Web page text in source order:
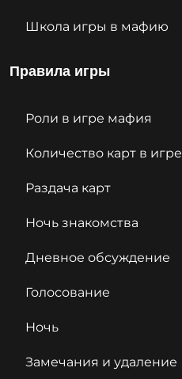
Школа игры в мафию
Правила игры
Роли в игре мафия
Количество карт в игре
Раздача карт
Ночь знакомства
Дневное обсуждение
Голосование
Ночь
Замечания и удаление